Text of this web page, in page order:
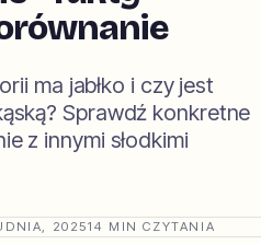
ma jabłko i czy jest
Sprawdź konkretne
z innymi słodkimi
202514 MIN CZYTANIA